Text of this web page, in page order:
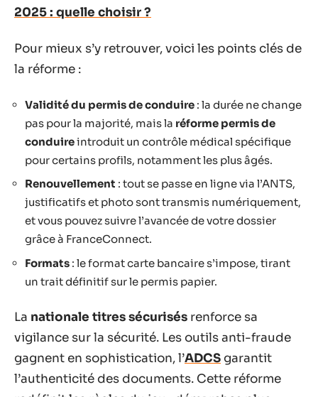
2025 : quelle choisir ?
Pour mieux s’y retrouver, voici les points clés de
la réforme :
Validité du permis de conduire : la durée ne change
pas pour la majorité, mais la réforme permis de
conduireintroduit un contrôle médical spécifique
pour certains profils, notamment les plus âgés.
Renouvellement : tout se passe en ligne via l’ANTS,
justificatifs et photo sont transmis numériquement,
et vous pouvez suivre l’avancée de votre dossier
grâce à FranceConnect.
Formats : le format carte bancaire s’impose, tirant
un trait définitif sur le permis papier.
La nationale titres sécurisés renforce sa
vigilance sur la sécurité. Les outils anti-fraude
gagnent en sophistication, l’ADCS garantit
l’authenticité des documents. Cette réforme